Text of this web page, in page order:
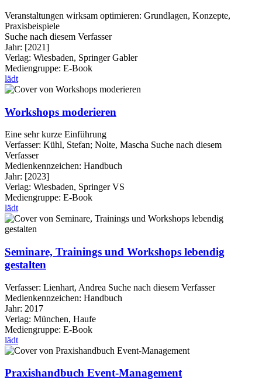
Veranstaltungen wirksam optimieren: Grundlagen, Konzepte,
Praxisbeispiele
Suche nach diesem Verfasser
Jahr: [2021]
Verlag: Wiesbaden, Springer Gabler
Mediengruppe: E-Book
lädt
Workshops moderieren
Eine sehr kurze Einführung
Verfasser: Kühl, Stefan; Nolte, Mascha Suche nach diesem
Verfasser
Medienkennzeichen: Handbuch
Jahr: [2023]
Verlag: Wiesbaden, Springer VS
Mediengruppe: E-Book
lädt
Seminare, Trainings und Workshops lebendig
gestalten
Verfasser: Lienhart, Andrea Suche nach diesem Verfasser
Medienkennzeichen: Handbuch
Jahr: 2017
Verlag: München, Haufe
Mediengruppe: E-Book
lädt
Praxishandbuch Event-Management